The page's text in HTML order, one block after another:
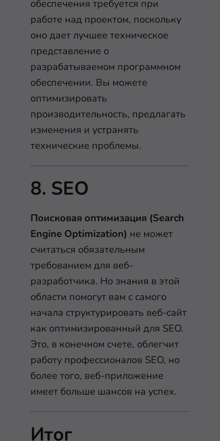
обеспечения требуется при
работе над проектом, поскольку
оно дает лучшее техническое
представление о
разрабатываемом программном
обеспечении. Вы можете
оптимизировать
производительность, предлагать
изменения и устранять
технические проблемы.
8. SEO
Поисковая оптимизация (Search
Engine Optimization) не может
считаться обязательным
требованием для веб-
разработчика. Но знания в этой
области помогут вам с самого
начала структурировать веб-сайт
как оптимизированный для SEO.
Это, в конечном счете, облегчит
работу профессионалов SEO, но
более того, веб-приложение
имеет больше шансов на успех.
Итог